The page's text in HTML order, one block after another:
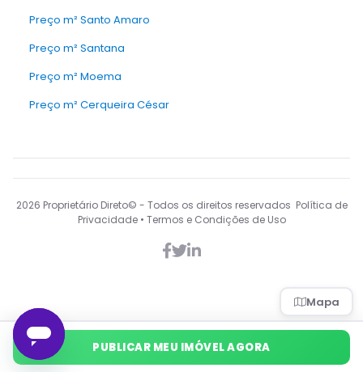
Mapa
Preço m² Santo Amaro
Preço m² Santana
Preço m² Moema
Preço m² Cerqueira César
2026 Proprietário Direto© - Todos os direitos reservados Política de
Privacidade • Termos e Condições de Uso
PUBLICAR MEU IMÓVEL AGORA